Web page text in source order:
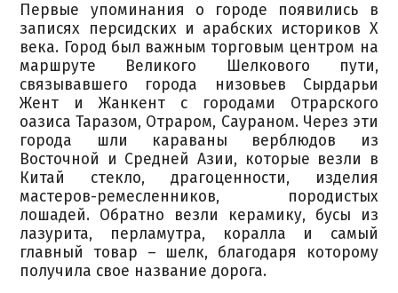
Первые упоминания о городе появились в
записях персидских и арабских историков X
века. Город был важным торговым центром на
маршруте Великого Шелкового пути,
связывавшего города низовьев Сырдарьи
Жент и Жанкент с городами Отрарского
оазиса Таразом, Отраром, Саураном. Через эти
города шли караваны верблюдов из
Восточной и Средней Азии, которые везли в
Китай стекло, драгоценности, изделия
мастеров-ремесленников, породистых
лошадей. Обратно везли керамику, бусы из
лазурита, перламутра, коралла и самый
главный товар – шелк, благодаря которому
получила свое название дорога.